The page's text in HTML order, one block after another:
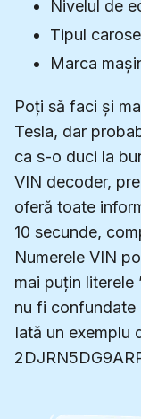
Nivelul de
Tipul
Marca
Poți să faci și
Tesla, dar
ca s-o duci la
VIN decoder,
oferă toate
10 secunde,
Numerele VIN
mai puțin literele
nu fi confundate
Iată un exemplu